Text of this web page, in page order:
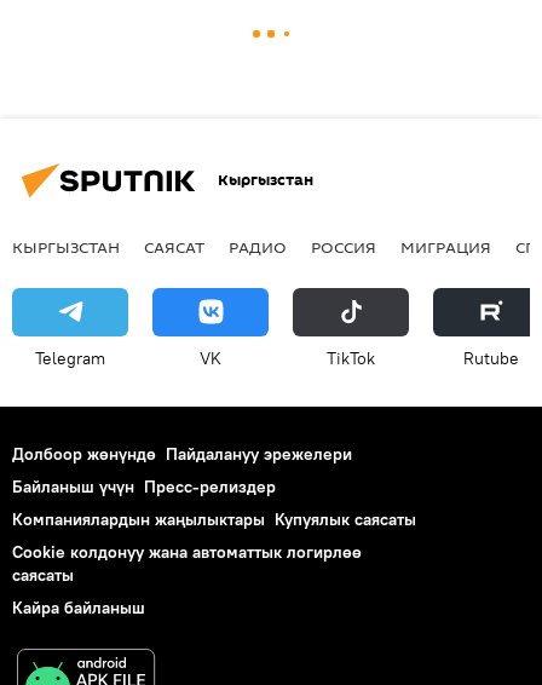
Кыргызстан
КЫРГЫЗСТАН САЯСАТ РАДИО РОССИЯ МИГРАЦИЯ
Telegram VK ТikТоk Rutube
Долбоор жөнүндө Пайдалануу эрежелери
Байланыш үчүн Пресс-релиздер
Компаниялардын жаңылыктары Купуялык саясаты
Cookie колдонуу жана автоматтык логирлөө
саясаты
Кайра байланыш